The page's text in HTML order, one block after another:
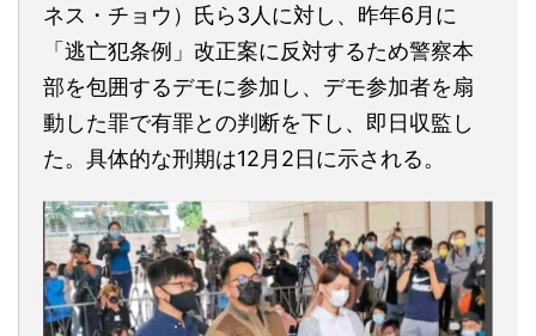
ネス・チョウ）氏ら3人に対し、昨年6月に
「逃亡犯条例」改正案に反対するため警察本
部を包囲するデモに参加し、デモ参加者を扇
動した罪で有罪との判断を下し、即日収監し
た。具体的な刑期は12月2日に示される。